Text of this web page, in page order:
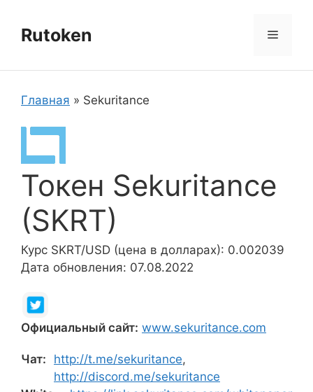
содержимому
Rutoken Меню
Главная » Sekuritance
Токен Sekuritance
(SKRT)
Курс SKRT/USD (цена в долларах): 0.002039
Дата обновления: 07.08.2022
Официальный сайт: www.sekuritance.com
Чат: http://t.me/sekuritance,
http://discord.me/sekuritance